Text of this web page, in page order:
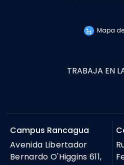
Mapa
TRABAJA EN
Campus Rancagua
Avenida Libertador
Bernardo O'Higgins 611,